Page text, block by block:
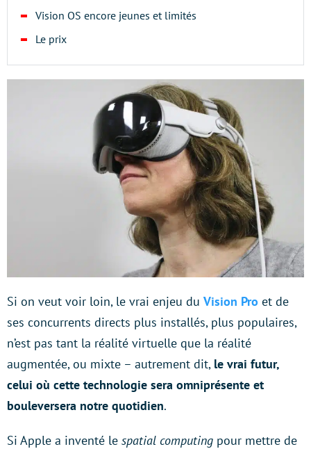
Vision OS encore jeunes et limités
Le prix
Si on veut voir loin, le vrai enjeu du Vision Pro et de
ses concurrents directs plus installés, plus populaires,
n’est pas tant la réalité virtuelle que la réalité
augmentée, ou mixte – autrement dit, le vrai futur,
celui où cette technologie sera omniprésente et
bouleversera notre quotidien.
Si Apple a inventé le spatial computing pour mettre de